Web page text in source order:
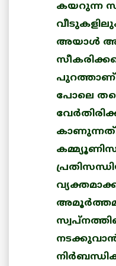
കയറുന്ന
അയാള്‍
പുറത്താണ്
പോലെ